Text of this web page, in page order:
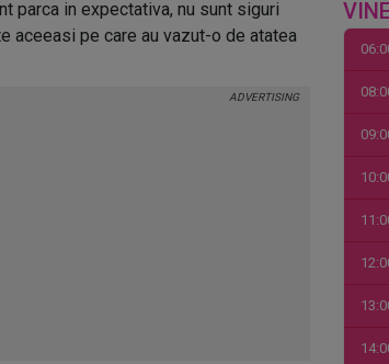
parca in expectativa, nu sunt siguri
aceeasi pe care au vazut-o de atatea